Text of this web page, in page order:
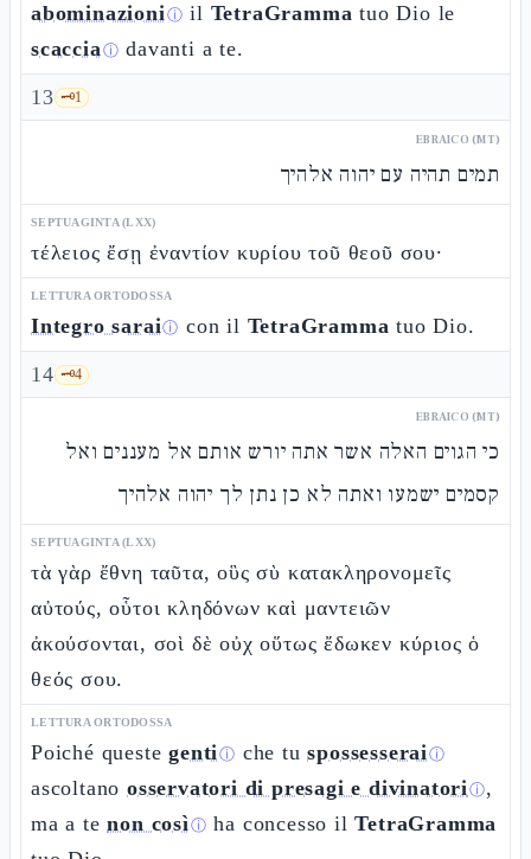
abominazioniⓘ il TetraGramma tuo Dio le
scacciaⓘ davanti a te.
13 🗝️1
EBRAICO (MT)
תמים תהיה עם יהוה אלהיך
SEPTUAGINTA (LXX)
τέλειος ἔσῃ ἐναντίον κυρίου τοῦ θεοῦ σου·
LETTURA ORTODOSSA
Integro saraiⓘ con il TetraGramma tuo Dio.
14 🗝️4
EBRAICO (MT)
כי הגוים האלה אשר אתה יורש אותם אל מעננים ואל
קסמים ישמעו ואתה לא כן נתן לך יהוה אלהיך
SEPTUAGINTA (LXX)
τὰ γὰρ ἔθνη ταῦτα, οὓς σὺ κατακληρονομεῖς
αὐτούς, οὗτοι κληδόνων καὶ μαντειῶν
ἀκούσονται, σοὶ δὲ οὐχ οὕτως ἔδωκεν κύριος ὁ
θεός σου.
LETTURA ORTODOSSA
Poiché questegentiⓘ che tuspossesseraiⓘ
ascoltanoosservatori di presagi e divinatoriⓘ,
ma a tenon cosìⓘ ha concesso ilTetraGramma